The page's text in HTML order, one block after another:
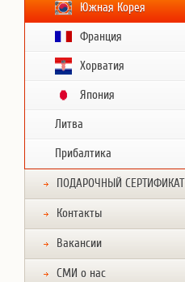
Южная Корея
Франция
Хорватия
Япония
Литва
Прибалтика
ПОДАРОЧНЫЙ СЕРТИФИКАТ
Контакты
Вакансии
СМИ о нас